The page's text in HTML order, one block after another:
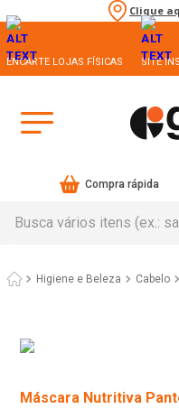
Clique
ENCARTE LOJAS FÍSICAS SITE
Compra rápida
Higiene e Beleza Cabelo
Máscara Nutritiva